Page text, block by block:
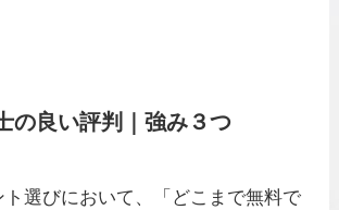
の良い評判｜強み３つ
選びにおいて、「どこまで無料で